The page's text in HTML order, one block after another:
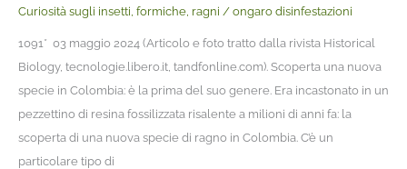
Curiosità sugli insetti, formiche, ragni / ongaro disinfestazioni
1091* 03 maggio 2024 (Articolo e foto tratto dalla rivista Historical
Biology, tecnologie.libero.it, tandfonline.com). Scoperta una nuova
specie in Colombia: è la prima del suo genere. Era incastonato in un
pezzettino di resina fossilizzata risalente a milioni di anni fa: la
scoperta di una nuova specie di ragno in Colombia. C’è un
particolare tipo di